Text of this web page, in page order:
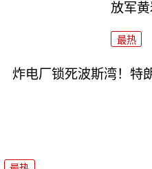
放军
最热
炸电厂锁死波斯湾！特